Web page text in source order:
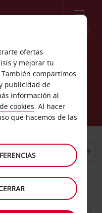
Menú
ofertas
y mejorar tu
compartimos
publicidad de
información al
cookies. Al hacer
que hacemos de las